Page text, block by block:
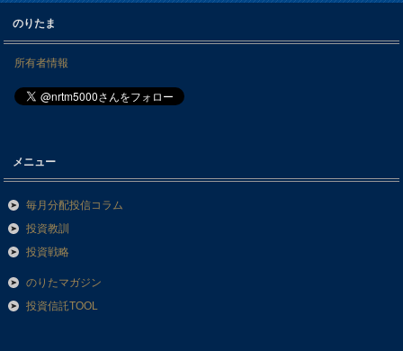
のりたま
所有者情報
メニュー
毎月分配投信コラム
投資教訓
投資戦略
のりたマガジン
投資信託TOOL